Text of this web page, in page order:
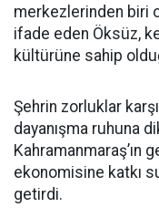
merkezlerinden biri
ifade eden Öksüz,
kültürüne sahip
Şehrin zorluklar
dayanışma ruhuna
ekonomisine katkı
getirdi.